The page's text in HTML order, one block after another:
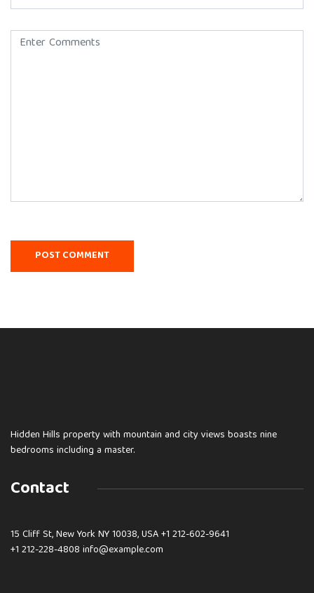
Hidden Hills property with mountain and city views boasts nine
bedrooms including a master.
Contact
15 Cliff St, New York NY 10038, USA+1 212-602-9641
+1 212-228-4808 info@example.com